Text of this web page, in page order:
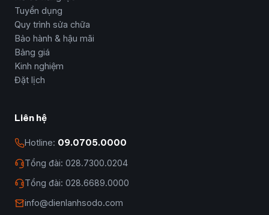
Tuyển dụng
Quy trình sửa chữa
Bảo hành & hậu mãi
Bảng giá
Kinh nghiệm
Đặt lịch
Liên hệ
Hotline: 09.0705.0000
Tổng đài: 028.7300.0204
Tổng đài: 028.6689.0000
info@dienlanhsodo.com